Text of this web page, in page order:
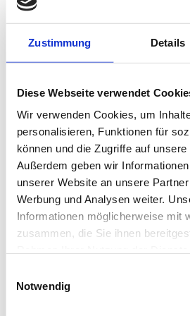
Zustimmung Details
Diese Webseite verwendet
Wir verwenden Cookies, um
personalisieren, Funktionen für
können und die Zugriffe auf
Außerdem geben wir
unserer Website an unsere
Werbung und Analysen weiter.
Informationen möglicherweise mit
zusammen, die Sie ihnen
Notwendig
Best-Preis-Garantie für Ihren
Kartenzahlung möglich
Endreinigung inklusive
Wäschepakete inklusive
Vormann-Otten-Weg 18, 26465
Objekt-Nr.: 6020003
Diese Unterkunft teilen: